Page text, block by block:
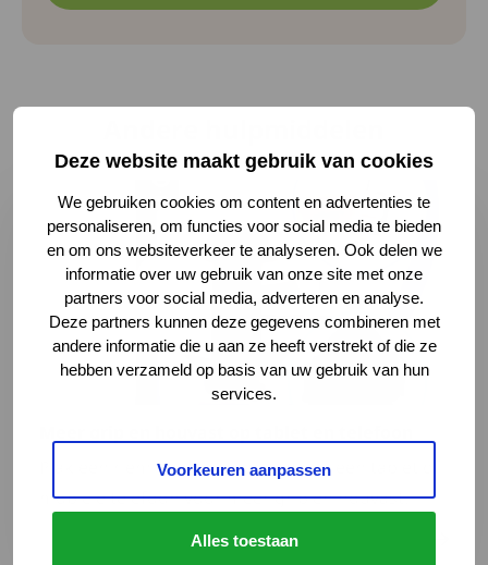
Deze website maakt gebruik van cookies
We gebruiken cookies om content en advertenties te
personaliseren, om functies voor social media te bieden
en om ons websiteverkeer te analyseren. Ook delen we
informatie over uw gebruik van onze site met onze
partners voor social media, adverteren en analyse.
Deze partners kunnen deze gegevens combineren met
andere informatie die u aan ze heeft verstrekt of die ze
hebben verzameld op basis van uw gebruik van hun
services.
Voorkeuren aanpassen
Alles toestaan
Plak een riem op de achterkant van een tablet of
mobiele telefoon voor meer grip en houvast.
Lees meer over Meer grip en houvast op tablet en